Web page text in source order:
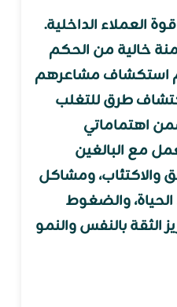
العملاء الداخلية.
خالية من الحكم
استكشاف مشاعرهم
طرق للتغلب
اهتماماتي
مع البالغين
والاكتئاب، ومشاكل
الحياة، والضغوط
الثقة بالنفس والنمو